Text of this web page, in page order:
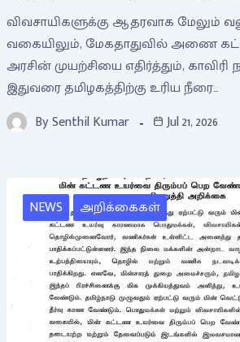
விவசாயிகளுக்கு ஆதரவாக மேலும்
வகையிலும், மேகதாதுவில் அணை
அரசின் முயற்சியை எதிர்த்தும், காவிரி
இதுவரை தமிழகத்திற்கு உரிய நீரை…
BySenthil Kumar Jul 21, 2026
NEWS அறிக்கைகள்